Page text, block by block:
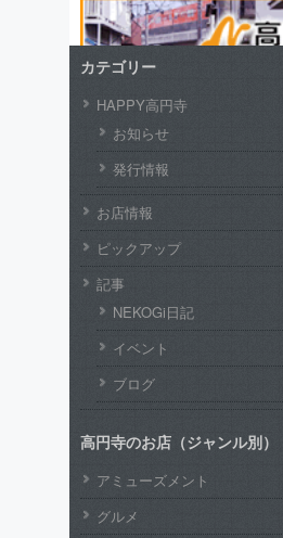
カテゴリー
HAPPY高円寺
お知らせ
発行情報
お店情報
ピックアップ
記事
NEKOGi日記
イベント
ブログ
高円寺のお店（ジャンル別）
アミューズメント
グルメ